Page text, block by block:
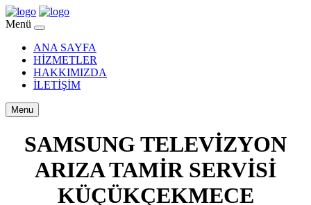
Menü
ANA SAYFA
HİZMETLER
HAKKIMIZDA
İLETİŞİM
Menu
SAMSUNG TELEVİZYON
ARIZA TAMİR SERVİSİ
KÜÇÜKÇEKMECE